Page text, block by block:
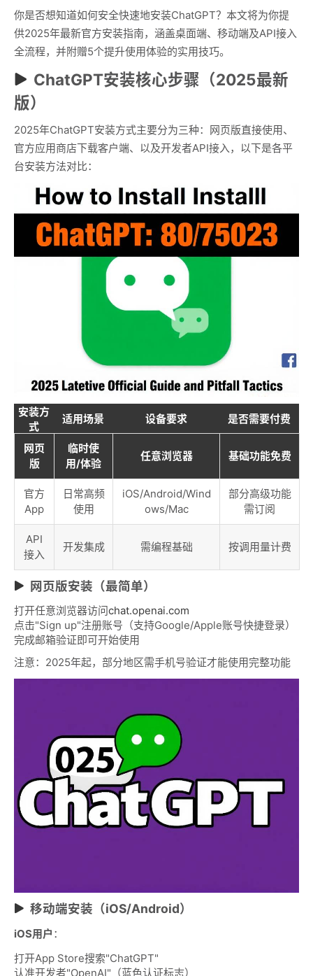
你是否想知道如何安全快速地安装ChatGPT？本文将为你提
供2025年最新官方安装指南，涵盖桌面端、移动端及API接入
全流程，并附赠5个提升使用体验的实用技巧。
ChatGPT安装核心步骤（2025最新
版）
2025年ChatGPT安装方式主要分为三种：网页版直接使用、
官方应用商店下载客户端、以及开发者API接入，以下是各平
台安装方法对比：
安装方
式
适用场景 设备要求 是否需要付费
网页
版
临时使
用/体验
任意浏览器 基础功能免费
官方
App
日常高频
使用
iOS/Android/Wind
ows/Mac
部分高级功能
需订阅
API
接入
开发集成 需编程基础 按调用量计费
网页版安装（最简单）
打开任意浏览器访问chat.openai.com
点击"Sign up"注册账号（支持Google/Apple账号快捷登录）
完成邮箱验证即可开始使用
注意：2025年起，部分地区需手机号验证才能使用完整功能
移动端安装（iOS/Android）
iOS用户 ：
打开App Store搜索"ChatGPT"
认准开发者"OpenAI"（蓝色认证标志）